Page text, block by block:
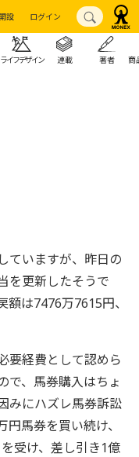
設 ログイン
ライフデザイン 連載 著者 商
ていますが、昨日の
を更新したそうで
は7476万7615円、
要経費として認めら
で、馬券購入はちょ
みにハズレ馬券訴訟
馬券を買い続け、
受け、差し引き1億